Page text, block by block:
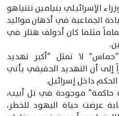
الإسرائيلي بنيامين نتنياهو
الجماعية في أذهان مواليد
مثلما كان أدولف هتلر في
لا تمثل “أكبر تهديد
إلى أن التهديد الحقيقي يأتي
داخل إسرائيل.
حاكمة” موجودة في تل أبيب،
عرضت حياة اليهود للخطر،